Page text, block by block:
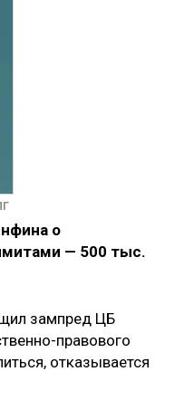
о
— 500 тыс.
зампред ЦБ
правового
отказывается